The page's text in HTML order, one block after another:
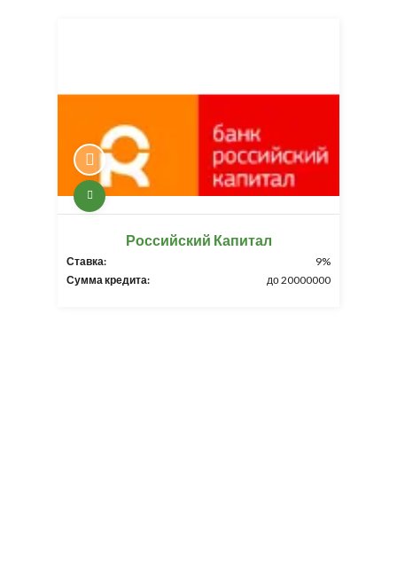
Российский Капитал
Ставка:
9%
Сумма кредита:
до 20000000